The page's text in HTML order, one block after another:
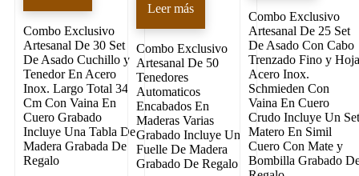
Combo Exclusivo
Artesanal De 30 Set
De Asado Cuchillo y
Tenedor En Acero
Inox. Largo Total 34
Cm Con Vaina En
Cuero Grabado
Incluye Una Tabla De
Madera Grabada De
Regalo
Leer más
Combo Exclusivo
Artesanal De 50
Tenedores
Automaticos
Encabados En
Maderas Varias
Grabado Incluye Un
Fuelle De Madera
Grabado De Regalo
Combo Exclusivo
Artesanal De 25 Set
De Asado Con Cabo
Trenzado Fino y
Acero Inox.
Schmieden Con
Vaina En Cuero
Crudo Incluye Un
Matero En Simil
Cuero Con Mate y
Bombilla Grabado